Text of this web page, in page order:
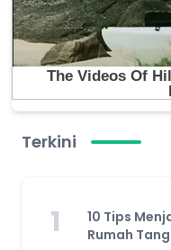
Terkini
1
10 Tips
Rumah